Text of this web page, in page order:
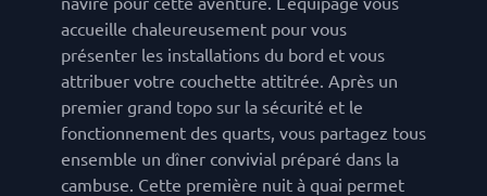
accueille chaleureusement pour vous
présenter les installations du bord et vous
attribuer votre couchette attitrée. Après un
premier grand topo sur la sécurité et le
fonctionnement des quarts, vous partagez tous
ensemble un dîner convivial préparé dans la
cambuse. Cette première nuit à quai permet